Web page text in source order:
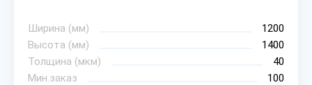
Ширина (мм)
1200
Высота (мм)
1400
Толщина (мкм)
40
Мин.заказ
100